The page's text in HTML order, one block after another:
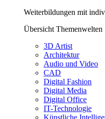
Weiterbildungen mit
Übersicht Themenwelten
3D Artist
Architektur
Audio und Video
CAD
Digital Fashion
Digital Media
Digital Office
IT-Technologie
Künstliche